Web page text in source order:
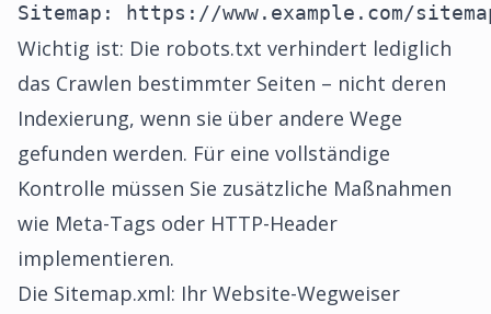
Sitemap: https://www.example.com/
Wichtig ist: Die robots.txt verhindert lediglich
das Crawlen bestimmter Seiten – nicht deren
Indexierung, wenn sie über andere Wege
gefunden werden. Für eine vollständige
Kontrolle müssen Sie zusätzliche Maßnahmen
wie Meta-Tags oder HTTP-Header
implementieren.
Die Sitemap.xml: Ihr Website-Wegweiser